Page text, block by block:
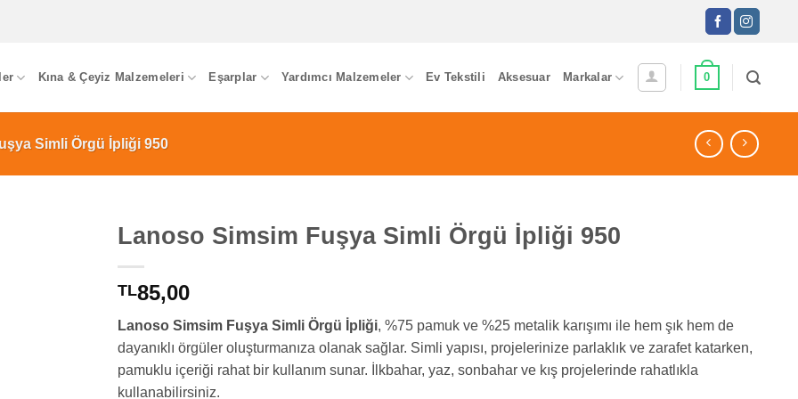
Kına & Çeyiz Malzemeleri Eşarplar Yardımcı Malzemeler Ev Tekstili Aksesuar Markalar 0
Simli Örgü İpliği 950
Lanoso Simsim Fuşya Simli Örgü İpliği 950
TL85,00
Lanoso Simsim Fuşya Simli Örgü İpliği, %75 pamuk ve %25 metalik karışımı ile hem şık hem de
dayanıklı örgüler oluşturmanıza olanak sağlar. Simli yapısı, projelerinize parlaklık ve zarafet katarken,
pamuklu içeriği rahat bir kullanım sunar. İlkbahar, yaz, sonbahar ve kış projelerinde rahatlıkla
kullanabilirsiniz.